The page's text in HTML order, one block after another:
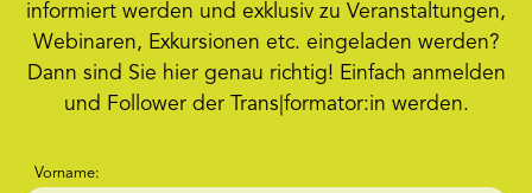
informiert werden und exklusiv zu Veranstaltungen,
Webinaren, Exkursionen etc. eingeladen werden?
Dann sind Sie hier genau richtig! Einfach anmelden
und Follower der Trans|formator:in werden.
Vorname: